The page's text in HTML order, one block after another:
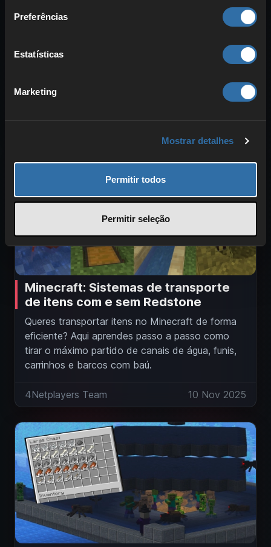
Preferências
Estatísticas
Marketing
Mostrar detalhes
Permitir todos
Permitir seleção
Descobre as 10 formas de viagem mais rápidas
barco em gelo azul, Graça do Golfinho e um
tridente com Impulso, podes ultrapassar os 300
blocos por segundo, incluindo configurações,
dicas e alternativas úteis.
Minecraft: Sistemas de transporte
de itens com e sem Redstone
Queres transportar itens no Minecraft de forma
eficiente? Aqui aprendes passo a passo como
tirar o máximo partido de canais de água, funis,
carrinhos e barcos com baú.
4Netplayers Team 10 Nov 2025